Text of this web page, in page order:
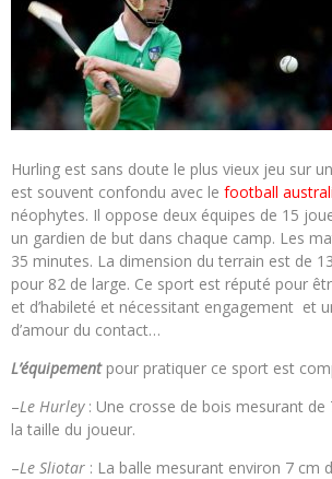
Hurling est sans doute le plus vieux jeu sur
est souvent confondu avec le football
néophytes. Il oppose deux équipes de 15
un gardien de but dans chaque camp. Les
35 minutes. La dimension du terrain est de
pour 82 de large. Ce sport est réputé pour
et d’habileté et nécessitant engagement et
d’amour du contact…
L’équipementpour pratiquer ce sport est
–Le Hurley: Une crosse de bois mesurant de
la taille du joueur.
–Le Sliotar : La balle mesurant environ 7 cm